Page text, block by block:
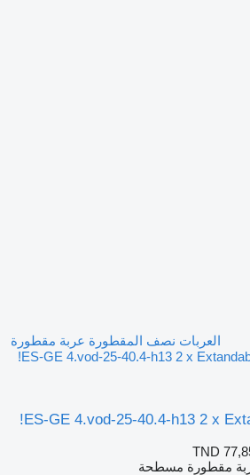
العربات نصف المقطورة عربة مقطورة
ES-GE 4.vod-25-40.4-h13 2 x
TND
مقطورة مسطحة